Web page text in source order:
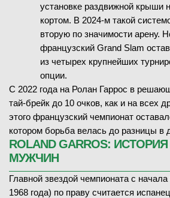
3-й сет
28.05.2026
ЗАВЕРШЁН
Франсиско Черундоло(27)
Уго Гастон(119)
28.05.2026
ЗАВЕРШЁН
Юлия Путинцева(87)
Камила Осорио(68)
1-й сет
2-й сет
28.05.2026
ЗАВЕРШЁН
установке раздвижной крыши
кортом. В 2024-м такой
вторую по значимости арену.
французский Grand Slam
из четырех крупнейших
опции.
С 2022 года на Ролан Гаррос в
тай-брейк до 10 очков, как и на всех
этого французский чемпионат
котором борьба велась до разницы в
ROLAND GARROS:
МУЖЧИН
Главной звездой чемпионата с
1968 года) по праву считается